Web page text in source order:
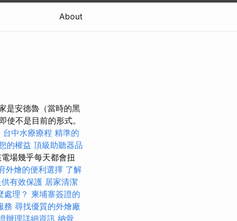
About
是安德魯（當時的黑
不是目前的形式。
台中水療療程 精準的
的權益 頂級助聽器品
場幾乎每天都會扭
外燴的便利選擇 了解
有效保護 居家清潔
處理？ 柬埔寨簽證的
務 尋找優質的外燴廠
辦理詳細資訊 納骨